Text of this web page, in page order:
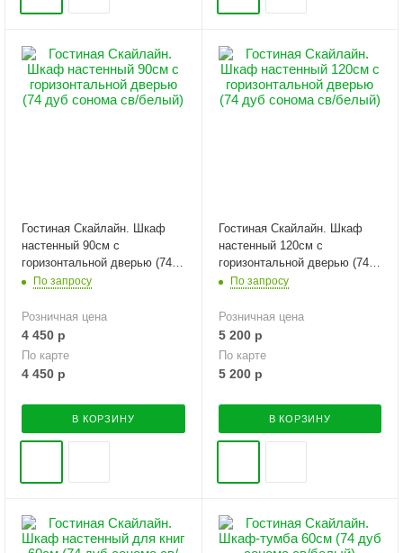
Гостиная Скайлайн. Шкаф
настенный 90см с
горизонтальной дверью (74
дуб сонома св/белый)
По запросу
Розничная цена
4 450 р
По карте
4 450 р
В КОРЗИНУ
Гостиная Скайлайн. Шкаф
настенный 120см с
горизонтальной дверью (74
дуб сонома св/белый)
По запросу
Розничная цена
5 200р
По карте
5 200р
В КОРЗИНУ